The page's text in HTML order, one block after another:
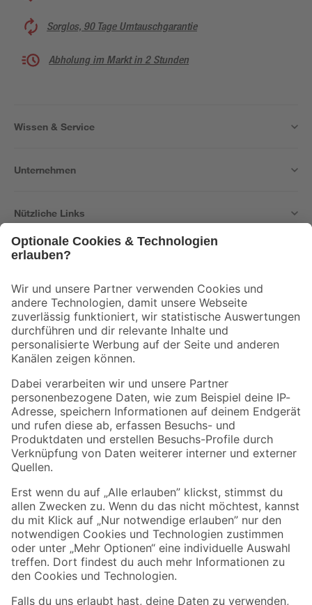
Sorglos, 90 Tage Umtauschgarantie
Abholung im Markt in 2 Stunden
Wissen & Service
Unternehmen
Nützliche Links
Der toom Newsletter: Keine Angebote und Aktionen mehr verpassen!
Zur Newsletter Anmeldung
Folge uns
Zahlungsarten Versandarten
Sicher einkaufen
Jetzt die toom-App herunterladen